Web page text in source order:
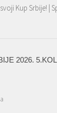
Kup Srbije! |
2026.